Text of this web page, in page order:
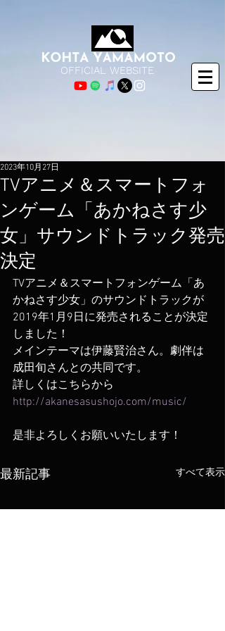
OFFICIAL WEBSITE
TVアニメ＆スマートフォ
ンゲーム「あかねさす少
女」​サウンドトラック発売
決定
2023年10月27日
TVアニメ＆スマートフォンゲーム「あ
かねさす少女」のサウンドトラックが
2019年1月9日に発売されることが決定
しました！
メインテーマは伊藤賢治さん。劇伴は
成田旬さんとの共同です。
詳しくはこちらから
http://akanesasushojo.com/music/
是非よろしくお願いいたします！
最新記事 すべて表示